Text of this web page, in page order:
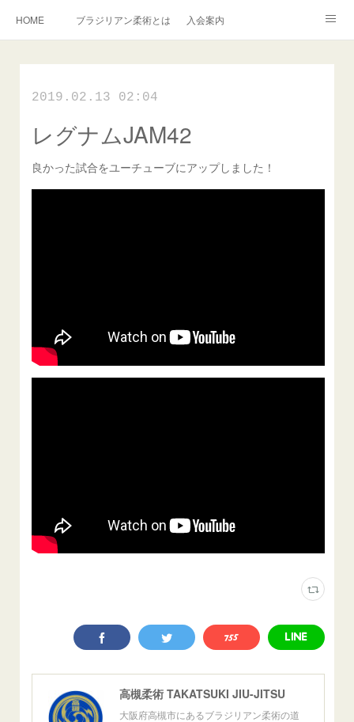
HOME ブラジリアン柔術とは 入会案内
English Information 過去の写真集
アメブロ 旧ブログ Instagram
2019.02.13 02:04
レグナムJAM42
良かった試合をユーチューブにアップしました！
高槻柔術 TAKATSUKI JIU-JITSU
大阪府高槻市にあるブラジリアン柔術の道